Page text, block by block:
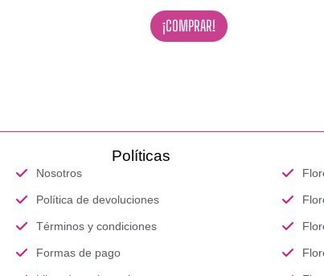
¡COMPRAR!
Políticas
Nosotros
Política de devoluciones
Términos y condiciones
Formas de pago